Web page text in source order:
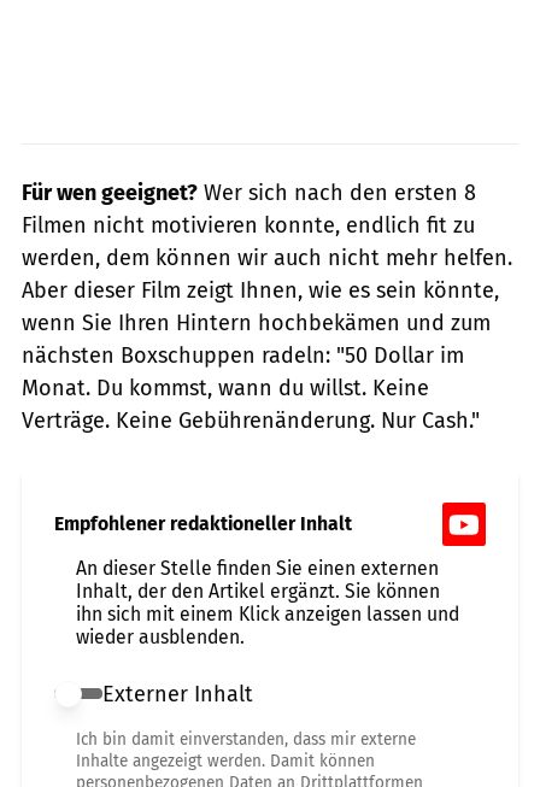
Für wen geeignet? Wer sich nach den ersten 8
Filmen nicht motivieren konnte, endlich fit zu
werden, dem können wir auch nicht mehr helfen.
Aber dieser Film zeigt Ihnen, wie es sein könnte,
wenn Sie Ihren Hintern hochbekämen und zum
nächsten Boxschuppen radeln: "50 Dollar im
Monat. Du kommst, wann du willst. Keine
Verträge. Keine Gebührenänderung. Nur Cash."
Empfohlener redaktioneller Inhalt
An dieser Stelle finden Sie einen externen
Inhalt, der den Artikel ergänzt. Sie können
ihn sich mit einem Klick anzeigen lassen und
wieder ausblenden.
Externer Inhalt erlauben
Externer Inhalt
Ich bin damit einverstanden, dass mir externe
Inhalte angezeigt werden. Damit können
personenbezogenen Daten an Drittplattformen